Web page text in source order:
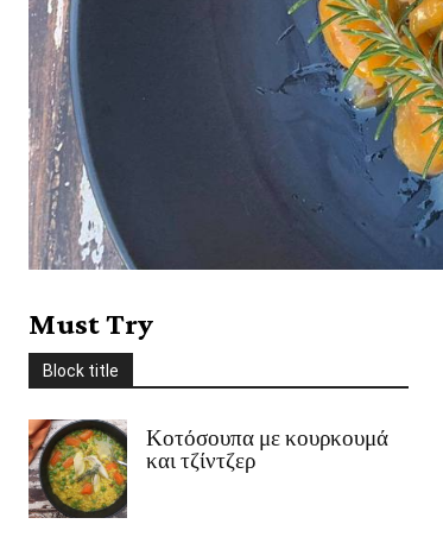
Must Try
Block title
Vegan
Vegetarian
Αβγά
Αδυνάτισμα
Βιταμίνες
βρωμη
Γονιμότητα
Διαβήτης
Δίαιτα
Διατροφή
Ζυμαρικά
Θηλασμός
Κέικ
Κουζίνα
Μπισκότα
Ξηροί καρποί και σπόροι
Όσπρια
Παγωτά
Παιδιά
Πατάτα
Πρωινό
Σάλτσα
Σνακ Σοκολάτα
Σούπα
Κοτόσουπα με κουρκουμά
και τζίντζερ